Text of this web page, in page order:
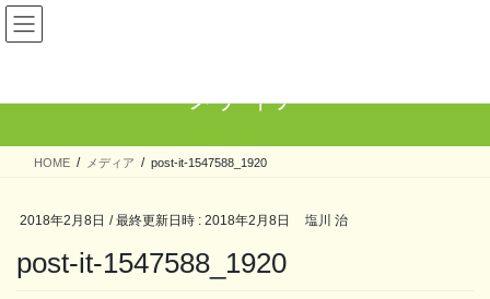
コ
ン
ツ
ス
ナ
ビ
シ
ン
メディア
HOME メディア post-it-1547588_1920
2018年2月8日 / 最終更新日時 : 2018年2月8日 塩川 治
post-it-1547588_1920